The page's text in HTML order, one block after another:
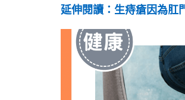
延伸閱讀：生痔瘡因為肛